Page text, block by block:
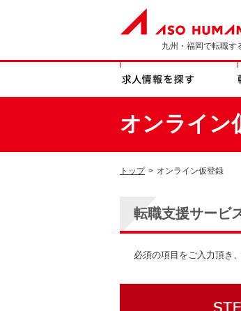
九州・福岡で転職す
オンライン
トップ > オンライン仮登録
転職支援サービ
必須の項目をご入力頂き